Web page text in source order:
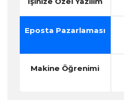
Eposta Pazarlaması
Makine Öğrenimi